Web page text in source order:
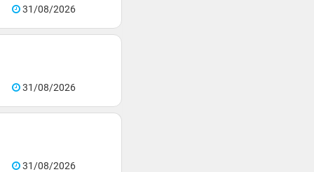
31/08/2026
31/08/2026
31/08/2026